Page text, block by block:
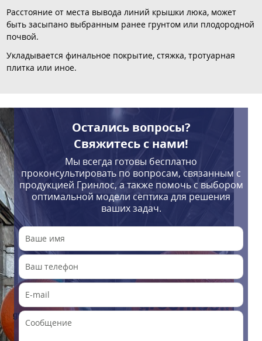
Расстояние от места вывода линий крышки люка, может
быть засыпано выбранным ранее грунтом или плодородной
почвой.
Укладывается финальное покрытие, стяжка, тротуарная
плитка или иное.
Остались вопросы?
Свяжитесь с нами!
Мы всегда готовы бесплатно
проконсультировать по вопросам, связанным с
продукцией Гринлос, а также помочь с выбором
оптимальной модели септика для решения
ваших задач.